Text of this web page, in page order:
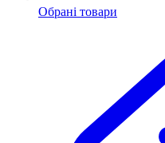
Обрані товари